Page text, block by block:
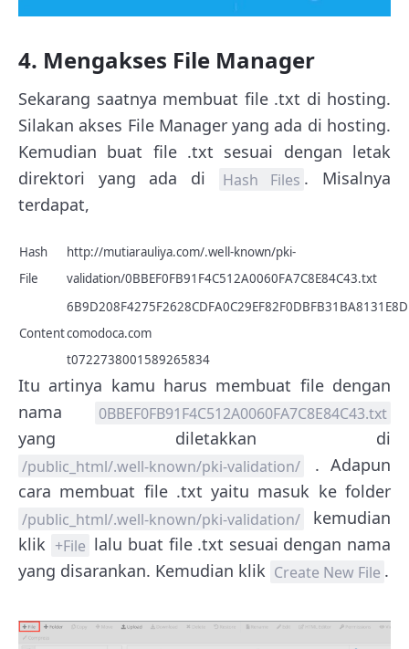
4. Mengakses File Manager
Sekarang saatnya membuat file .txt di hosting.
Silakan akses File Manager yang ada di hosting.
Kemudian buat file .txt sesuai dengan letak
direktori yang ada di
Hash Files . Misalnya
terdapat,
Hash
File
http://mutiarauliya.com/.well-known/pki-
validation/0BBEF0FB91F4C512A0060FA7C8E84C43.txt
Contentcomodoca.com
t0722738001589265834
Itu artinya kamu harus membuat file dengan
nama
0BBEF0FB91F4C512A0060FA7C8E84C43.txt
yang diletakkan di
/public_html/.well-known/pki-validation/
. Adapun
cara membuat file .txt yaitu masuk ke folder
/public_html/.well-known/pki-validation/
kemudian
klik +File lalu buat file .txt sesuai dengan nama
yang disarankan. Kemudian klik Create New File .